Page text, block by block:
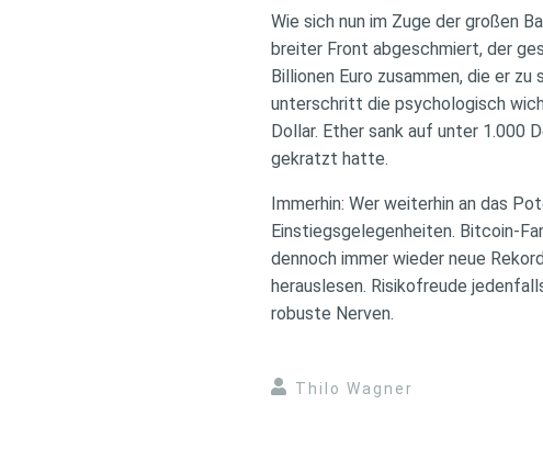
Wie sich nun im Zuge der großen
breiter Front abgeschmiert, der
Billionen Euro zusammen, die er
unterschritt die psychologisch
Dollar. Ether sank auf unter 1.000
gekratzt hatte.
Immerhin: Wer weiterhin an das
Einstiegsgelegenheiten. Bitcoin-
dennoch immer wieder neue
herauslesen. Risikofreude
robuste Nerven.
Thilo Wagner